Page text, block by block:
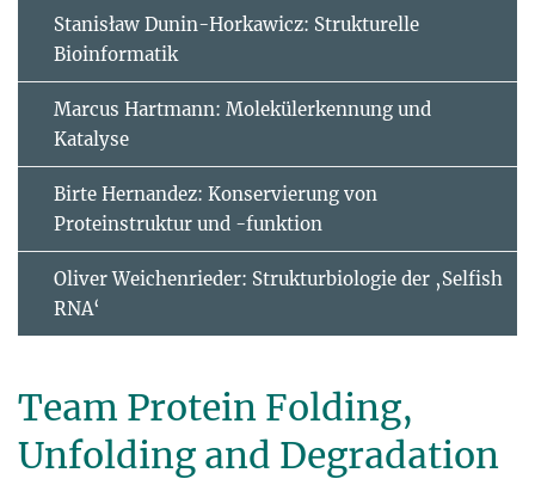
Stanisław Dunin-Horkawicz: Strukturelle
Bioinformatik
Marcus Hartmann: Molekülerkennung und
Katalyse
Birte Hernandez: Konservierung von
Proteinstruktur und -funktion
Oliver Weichenrieder: Strukturbiologie der ‚Selfish
RNA‘
Team Protein Folding,
Unfolding and Degradation